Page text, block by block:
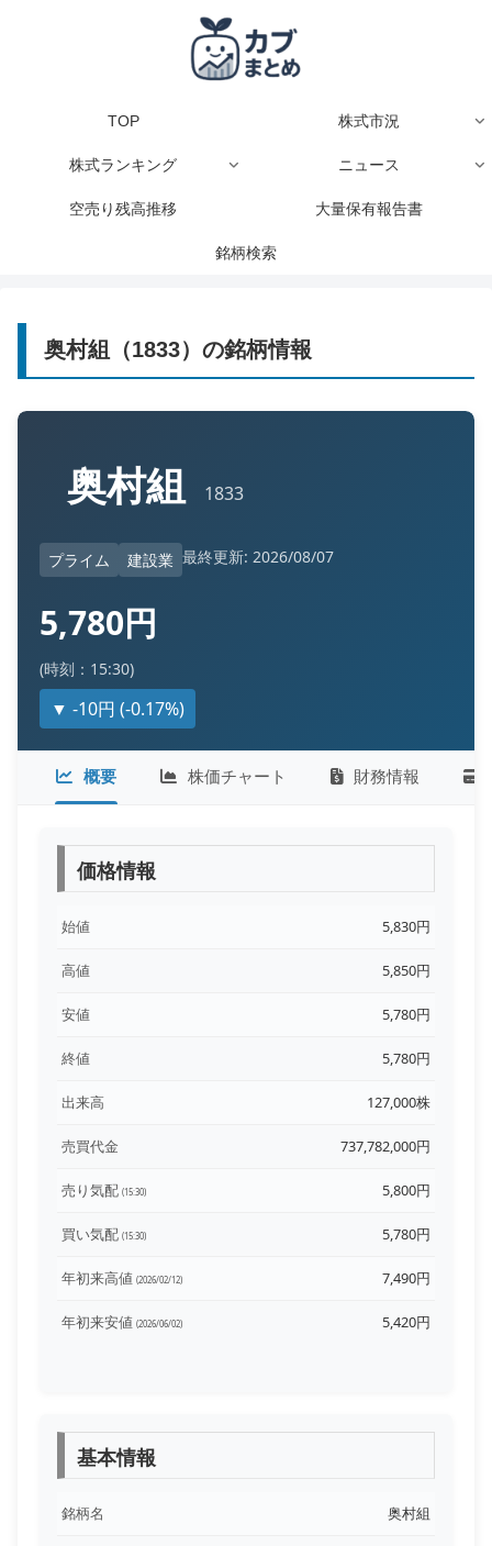
TOP 株式市況
株式ランキング ニュース
空売り残高推移 大量保有報告書
銘柄検索
奥村組（1833）の銘柄情報
奥村組 1833
プライム 建設業 最終更新: 2026/08/07
5,780円
(時刻：15:30)
▼ -10円 (-0.17%)
概要 株価チャート 財務情報
価格情報
始値 5,830円
高値 5,850円
安値 5,780円
終値 5,780円
出来高 127,000株
売買代金 737,782,000円
売り気配 (15:30) 5,800円
買い気配 (15:30) 5,780円
年初来高値 (2026/02/12) 7,490円
年初来安値 (2026/06/02) 5,420円
基本情報
銘柄名 奥村組